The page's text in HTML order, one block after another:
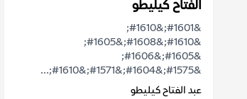
الفتاح كيليطو
&#1601;&#1610;
&#1610;&#1608;&#1605;
&#1605;&#1606;
&#1575;&#1604;&#1571;&#1610;...
عبد الفتاح كيليطو